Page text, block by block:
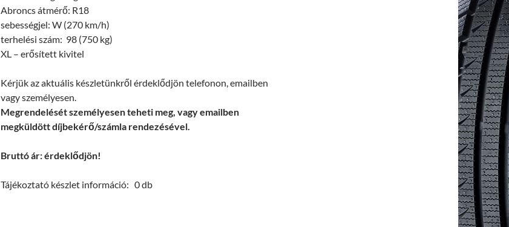
Abroncs átmérő: R18
sebességjel: W (270 km/h)
terhelési szám: 98 (750 kg)
XL – erősített kivitel
Kérjük az aktuális készletünkről érdeklődjön telefonon, emailben
vagy személyesen.
Megrendelését személyesen teheti meg, vagy emailben
megküldött díjbekérő/számla rendezésével.
Bruttó ár: érdeklődjön!
Tájékoztató készlet információ: 0 db